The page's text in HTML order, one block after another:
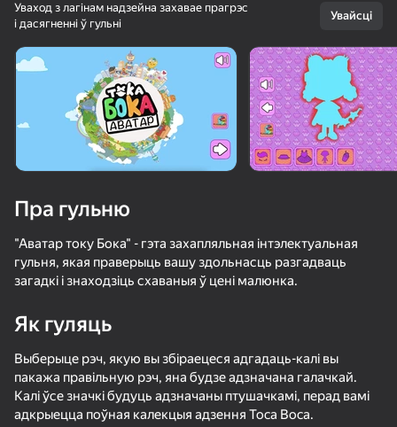
Павярніце прыладу
Гульня працуе толькі ў гарызантальнай
арыентацыі
ГУЛЯЦЬ
Загрузка
Уваход з лагінам надзейна захавае прагрэс
і дасягненні ў гульні
Увайсці
Пра гульню
"Аватар току Бока" - гэта захапляльная інтэлектуальная
гульня, якая праверыць вашу здольнасць разгадваць
загадкі і знаходзіць схаваныя ў цені малюнка.
Як гуляць
Выберыце рэч, якую вы збіраецеся адгадаць-калі вы
пакажа правільную рэч, яна будзе адзначана галачкай.
Калі ўсе значкі будуць адзначаны птушачкамі, перад вамі
адкрыецца поўная калекцыя адзення Toca Boca.